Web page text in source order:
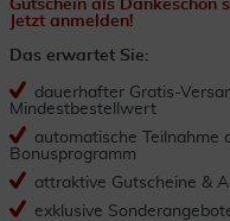
Gutschein als Dankeschön
Jetzt anmelden!
Das erwartet Sie:
dauerhafter Gratis-
Mindestbestellwert
automatische Teilnahme
Bonusprogramm
attraktive Gutscheine &
exklusive